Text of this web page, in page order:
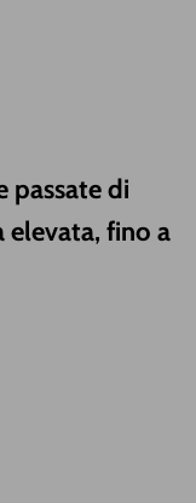
passate di
elevata, fino a